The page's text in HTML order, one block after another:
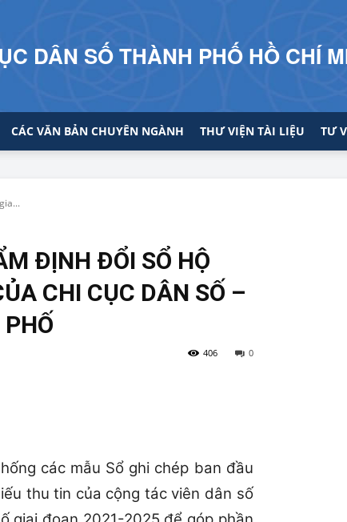
DÂN SỐ THÀNH PHỐ HỒ CHÍ
CÁC VĂN BẢN CHUYÊN NGÀNH THƯ VIỆN TÀI LIỆU TƯ
ĐỊNH ĐỔI SỔ HỘ
CHI CỤC DÂN SỐ –
0
406
các mẫu Sổ ghi chép ban đầu
thu tin của cộng tác viên dân số